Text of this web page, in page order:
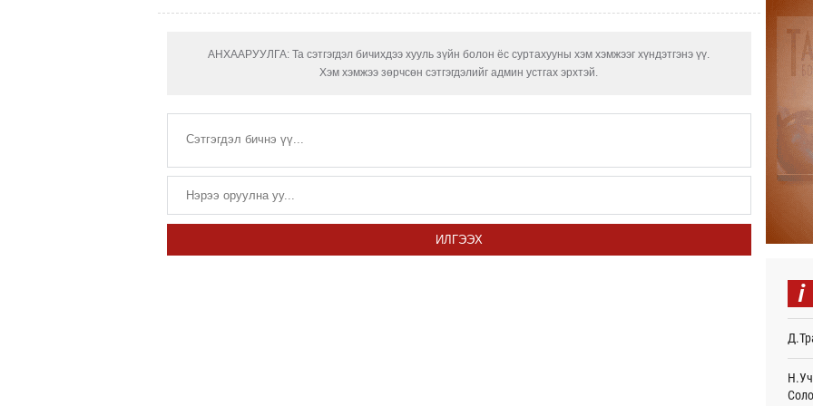
АНХААРУУЛГА: Та сэтгэгдэл бичихдээ хууль зүйн болон ёс суртахууны хэм хэмжээг хүндэтгэнэ үү.
Хэм хэмжээ зөрчсөн сэтгэгдэлийг админ устгах эрхтэй.
ИЛГЭЭХ
i